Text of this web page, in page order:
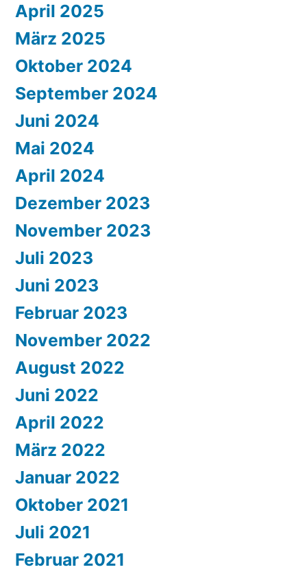
April 2025
März 2025
Oktober 2024
September 2024
Juni 2024
Mai 2024
April 2024
Dezember 2023
November 2023
Juli 2023
Juni 2023
Februar 2023
November 2022
August 2022
Juni 2022
April 2022
März 2022
Januar 2022
Oktober 2021
Juli 2021
Februar 2021